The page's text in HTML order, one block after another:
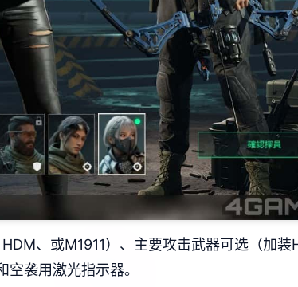
、或M1911）、主要攻击武器可选（加装
袭用激光指示器。